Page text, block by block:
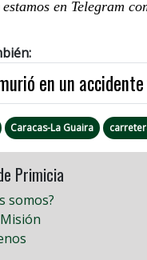
estamos en Telegram
en un
Caracas-La Guaira
Primicia
somos?